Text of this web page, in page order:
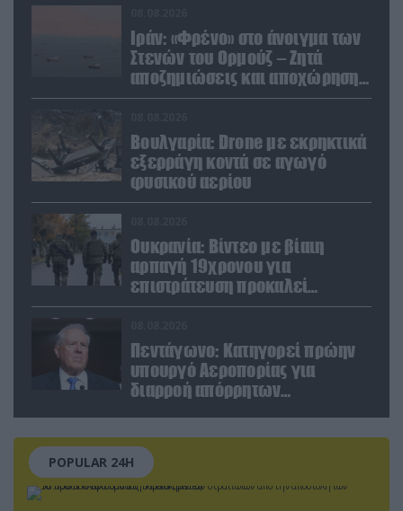
Ιράν: «Φρένο» στο άνοιγμα των
Στενών του Ορμούζ – Ζητά
αποζημιώσεις και αποχώρηση
των ΗΠΑ
Βουλγαρία: Drone με εκρηκτικά
εξερράγη κοντά σε αγωγό
φυσικού αερίου
Ουκρανία: Βίντεο με βίαιη
αρπαγή 19χρονου για
επιστράτευση προκαλεί
αντιδράσεις
Πεντάγωνο: Κατηγορεί πρώην
υπουργό Αεροπορίας για
διαρροή απόρρητων
POPULAR 24H